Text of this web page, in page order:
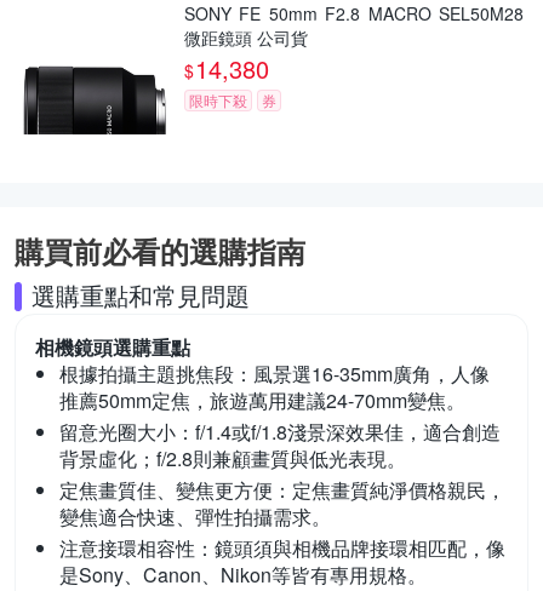
SONY FE 50mm F2.8 MACRO SEL50M28
微距鏡頭 公司貨
$14,380
限時下殺 券
購買前必看的選購指南
選購重點和常見問題
相機鏡頭選購重點
根據拍攝主題挑焦段： 風景選16-35mm廣角，人像
推薦50mm定焦，旅遊萬用建議24-70mm變焦。
留意光圈大小： f/1.4或f/1.8淺景深效果佳，適合創造
背景虛化；f/2.8則兼顧畫質與低光表現。
定焦畫質佳、變焦更方便： 定焦畫質純淨價格親民，
變焦適合快速、彈性拍攝需求。
注意接環相容性： 鏡頭須與相機品牌接環相匹配，像
是Sony、Canon、Nikon等皆有專用規格。